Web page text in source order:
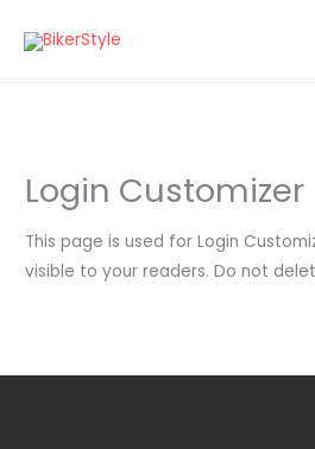
Login Customizer
This page is used for Login
visible to your readers. Do not